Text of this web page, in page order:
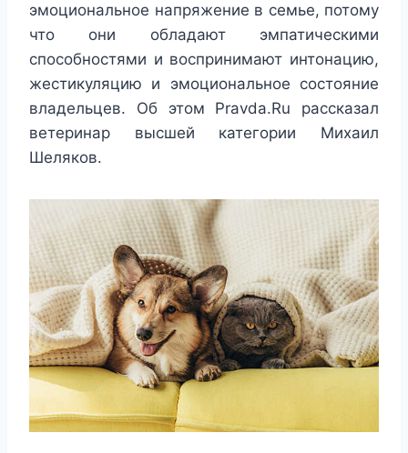
эмоциональное напряжение в семье, потому
что они обладают эмпатическими
способностями и воспринимают интонацию,
жестикуляцию и эмоциональное состояние
владельцев. Об этом Pravda.Ru рассказал
ветеринар высшей категории Михаил
Шеляков.